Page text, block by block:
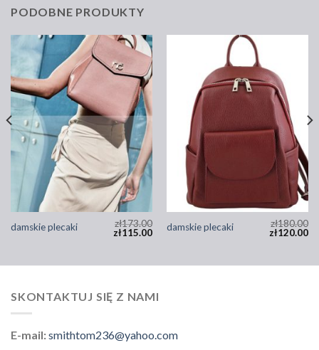
PODOBNE PRODUKTY
damskie plecaki zł173.00
zł115.00 damskie plecaki zł180.00
zł120.00
SKONTAKTUJ SIĘ Z NAMI
E-mail:smithtom236@yahoo.com